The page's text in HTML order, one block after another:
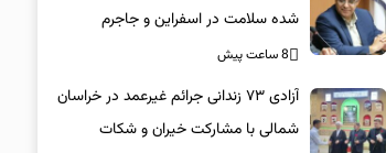
شده سلامت در اسفراین و جاجرم
8 ساعت پیش
آزادی ۷۳ زندانی جرائم غیرعمد در خراسان
شمالی با مشارکت خیران و شکات